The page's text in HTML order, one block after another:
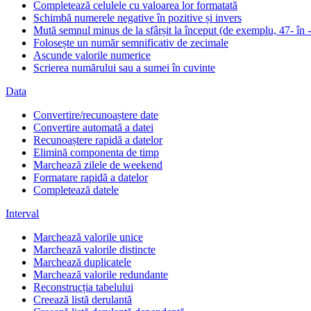
Completează celulele cu valoarea lor formatată
Schimbă numerele negative în pozitive și invers
Mută semnul minus de la sfârșit la început (de exemplu, 47- în
Folosește un număr semnificativ de zecimale
Ascunde valorile numerice
Scrierea numărului sau a sumei în cuvinte
Data
Convertire/recunoaștere date
Convertire automată a datei
Recunoaștere rapidă a datelor
Elimină componenta de timp
Marchează zilele de weekend
Formatare rapidă a datelor
Completează datele
Interval
Marchează valorile unice
Marchează valorile distincte
Marchează duplicatele
Marchează valorile redundante
Reconstrucția tabelului
Creează listă derulantă